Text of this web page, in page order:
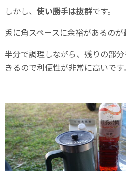
しかし、 使い勝手は抜群です。
兎に角スペースに余裕があるのが
半分で調理しながら、残りの部
きるので利便性が非常に高いです。